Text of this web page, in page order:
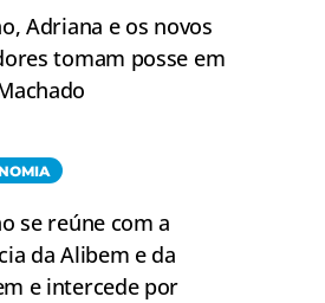
Adriana e os novos
tomam posse em
se reúne com a
da Alibem e da
e intercede por